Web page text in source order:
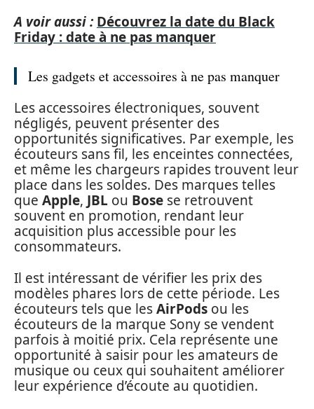
A voir aussi : Découvrez la date du Black
Friday : date à ne pas manquer
Les gadgets et accessoires à ne pas manquer
Les accessoires électroniques, souvent
négligés, peuvent présenter des
opportunités significatives. Par exemple, les
écouteurs sans fil, les enceintes connectées,
et même les chargeurs rapides trouvent leur
place dans les soldes. Des marques telles
que Apple, JBL ou Bose se retrouvent
souvent en promotion, rendant leur
acquisition plus accessible pour les
consommateurs.
Il est intéressant de vérifier les prix des
modèles phares lors de cette période. Les
écouteurs tels que lesAirPods ou les
écouteurs de la marque Sony se vendent
parfois à moitié prix. Cela représente une
opportunité à saisir pour les amateurs de
musique ou ceux qui souhaitent améliorer
leur expérience d’écoute au quotidien.